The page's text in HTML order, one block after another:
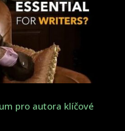
pro autora klíčové